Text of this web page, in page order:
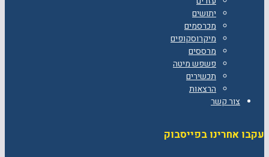
יתושים
מכרסמים
מיקרוסקופים
מרססים
פשפש מיטה
תכשירים
הרצאות
צור קשר
עקבו אחרינו בפייסבוק